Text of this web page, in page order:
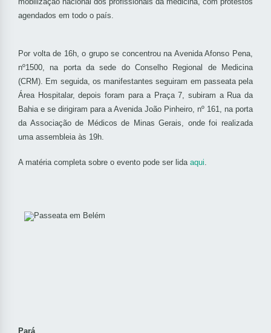
agendados em todo o país.
Por volta de 16h, o grupo se concentrou na Avenida Afonso Pena,
nº1500, na porta da sede do Conselho Regional de Medicina
(CRM). Em seguida, os manifestantes seguiram em passeata pela
Área Hospitalar, depois foram para a Praça 7, subiram a Rua da
Bahia e se dirigiram para a Avenida João Pinheiro, nº 161, na porta
da Associação de Médicos de Minas Gerais, onde foi realizada
uma assembleia às 19h.
A matéria completa sobre o evento pode ser lida aqui.
Pará